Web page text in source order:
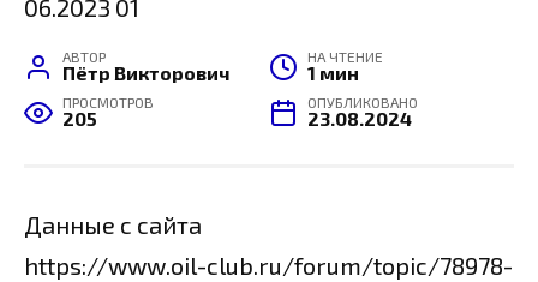
АВТОР
Пётр Викторович
НА ЧТЕНИЕ
1 мин
ПРОСМОТРОВ
205
ОПУБЛИКОВАНО
23.08.2024
Данные с сайта
https://www.oil-club.ru/forum/topic/78978-